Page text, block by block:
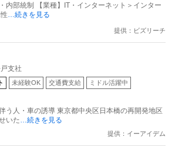
内部統制 【業種】IT・インターネット＞インター
…続きを見る
提供：ビズリーチ
支社
未経験OK 交通費支給 ミドル活躍中
う人・車の誘導 東京都中央区日本橋の再開発地区
いた …続きを見る
提供：イーアイデム